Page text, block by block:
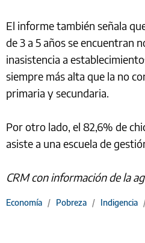
El informe también señala
de 3 a 5 años se encuentran
inasistencia a
siempre más alta que la no
primaria y secundaria.
Por otro lado, el 82,6% de
asiste a una escuela de
CRM con información de la
Economía / Pobreza / Indigencia